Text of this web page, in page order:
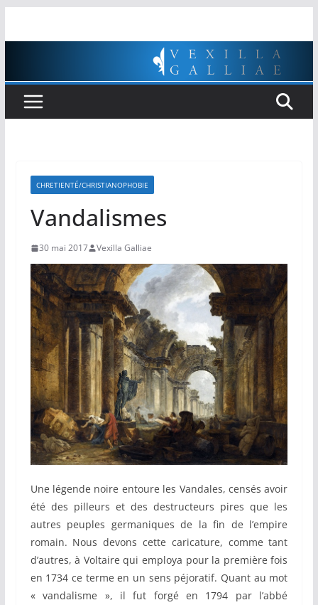
CHRETIENTÉ/CHRISTIANOPHOBIE
Vandalismes
30 mai 2017 Vexilla Galliae
Une légende noire entoure les Vandales, censés avoir
été des pilleurs et des destructeurs pires que les
autres peuples germaniques de la fin de l’empire
romain. Nous devons cette caricature, comme tant
d’autres, à Voltaire qui employa pour la première fois
en 1734 ce terme en un sens péjoratif. Quant au mot
« vandalisme », il fut forgé en 1794 par l’abbé